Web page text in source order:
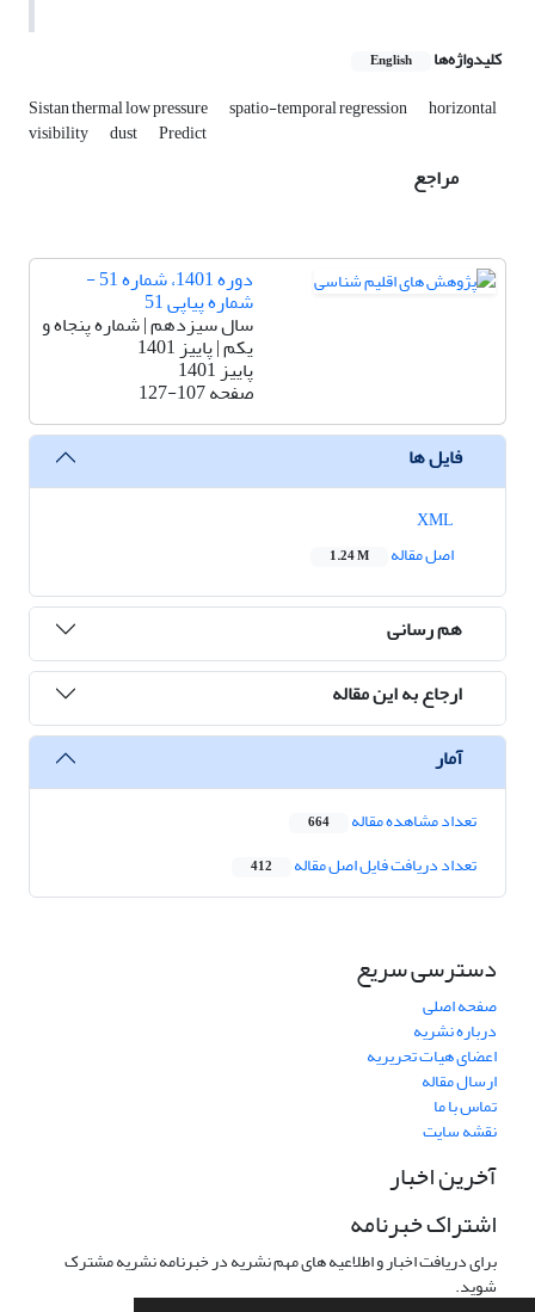
کلیدواژه‌ها English
Sistan thermal low pressure spatio-temporal regression horizontal
visibility dust Predict
مراجع
دوره 1401، شماره 51 -
شماره پیاپی 51
سال سیزدهم | شماره پنجاه و
یکم | پاییز 1401
پاییز 1401
صفحه127-107
فایل ها
اصل مقاله
1.24 M
هم رسانی
ارجاع به این مقاله
آمار
تعداد مشاهده مقاله 664
تعداد دریافت فایل اصل مقاله 412
دسترسی سریع
صفحه اصلی
درباره نشریه
اعضای هیات تحریریه
ارسال مقاله
تماس با ما
نقشه سایت
آخرین اخبار
اشتراک خبرنامه
برای دریافت اخبار و اطلاعیه های مهم نشریه در خبرنامه نشریه مشترک
شوید.